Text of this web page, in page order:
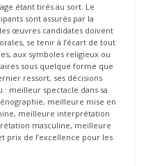
étant tirés au sort. Le
sont assurés par la
œuvres candidates doivent
se tenir à l’écart de tout
aux symboles religieux ou
sous quelque forme que
ressort, ses décisions
: meilleur spectacle dans sa
meilleure mise en
meilleure interprétation
masculine, meilleure
prix de l’excellence pour les